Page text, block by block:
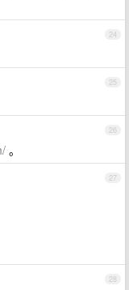
24
25
26
。
27
28